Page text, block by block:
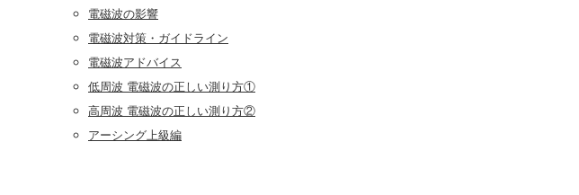
電磁波の影響
電磁波対策・ガイドライン
電磁波アドバイス
低周波 電磁波の正しい測り方①
高周波 電磁波の正しい測り方②
アーシング上級編